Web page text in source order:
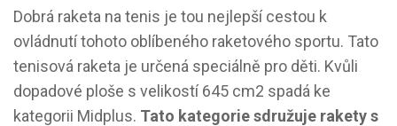
Dobrá raketa na tenis je tou nejlepší cestou k
ovládnutí tohoto oblíbeného raketového sportu. Tato
tenisová raketa je určená speciálně pro děti. Kvůli
dopadové ploše s velikostí 645 cm2 spadá ke
kategorii Midplus. Tato kategorie sdružuje rakety s